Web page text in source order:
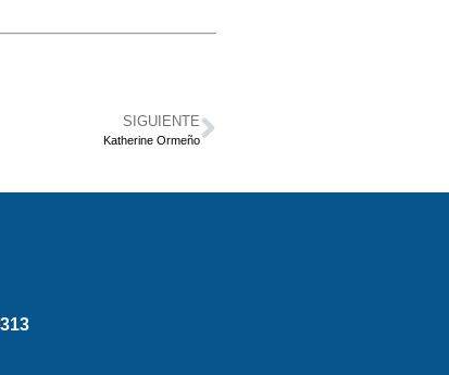
SIGUIENTE
Katherine Ormeño